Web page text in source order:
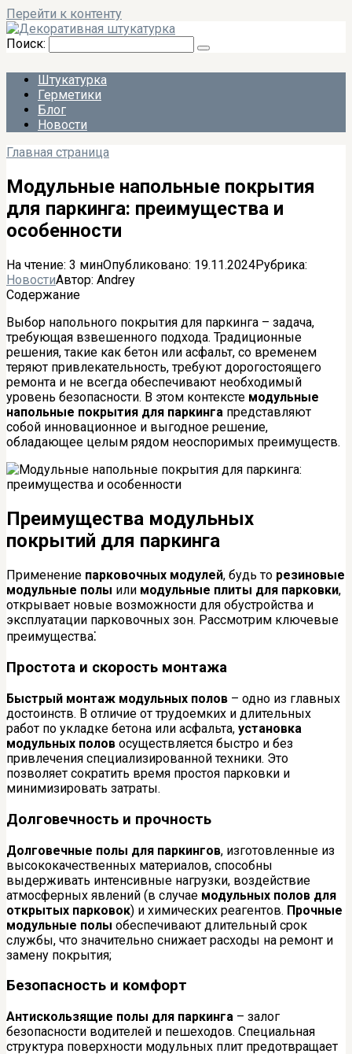
Перейти к контенту
Поиск:
Штукатурка
Герметики
Блог
Новости
Главная страница
Модульные напольные покрытия
для паркинга: преимущества и
особенности
На чтение: 3 минОпубликовано: 19.11.2024Рубрика:
НовостиАвтор: Andrey
Содержание
Выбор напольного покрытия для паркинга – задача,
требующая взвешенного подхода. Традиционные
решения, такие как бетон или асфальт, со временем
теряют привлекательность, требуют дорогостоящего
ремонта и не всегда обеспечивают необходимый
уровень безопасности. В этом контексте модульные
напольные покрытия для паркинга представляют
собой инновационное и выгодное решение,
обладающее целым рядом неоспоримых преимуществ.
Преимущества модульных
покрытий для паркинга
Применение парковочных модулей, будь то резиновые
модульные полы или модульные плиты для парковки,
открывает новые возможности для обустройства и
эксплуатации парковочных зон. Рассмотрим ключевые
преимущества⁚
Простота и скорость монтажа
Быстрый монтаж модульных полов – одно из главных
достоинств. В отличие от трудоемких и длительных
работ по укладке бетона или асфальта, установка
модульных полов осуществляется быстро и без
привлечения специализированной техники. Это
позволяет сократить время простоя парковки и
минимизировать затраты.
Долговечность и прочность
Долговечные полы для паркингов, изготовленные из
высококачественных материалов, способны
выдерживать интенсивные нагрузки, воздействие
атмосферных явлений (в случае модульных полов для
открытых парковок) и химических реагентов. Прочные
модульные полы обеспечивают длительный срок
службы, что значительно снижает расходы на ремонт и
замену покрытия;
Безопасность и комфорт
Антискользящие полы для паркинга – залог
безопасности водителей и пешеходов. Специальная
структура поверхности модульных плит предотвращает